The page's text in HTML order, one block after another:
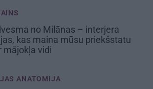
no Milānas – interjera
kas maina mūsu priekšstatu
mājokļa vidi
ANATOMIJA